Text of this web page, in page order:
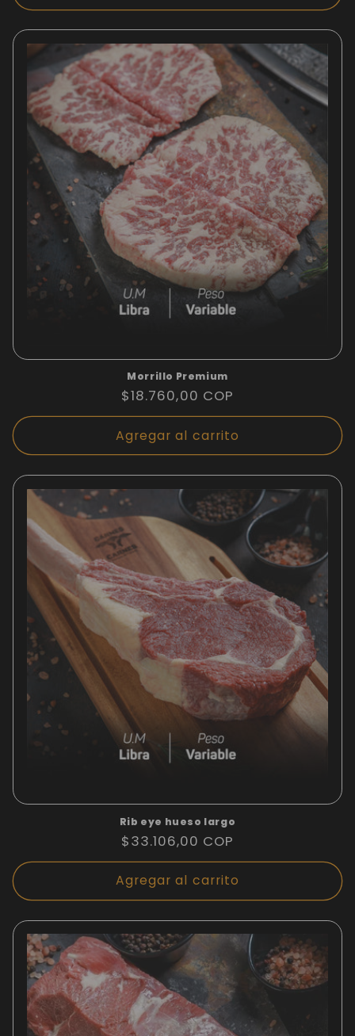
Morrillo Premium
Precio
habitual
$18.760,00 COP
Agregar al carrito
Rib eye hueso largo
Precio
habitual
$33.106,00 COP
Agregar al carrito